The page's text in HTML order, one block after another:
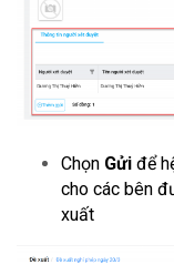
Chọn Gửi để
cho các bên
xuất